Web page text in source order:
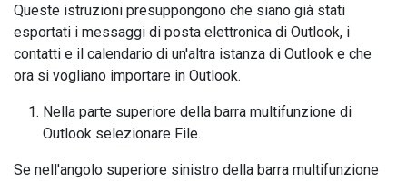
Queste istruzioni presuppongono che siano già stati
esportati i messaggi di posta elettronica di Outlook, i
contatti e il calendario di un'altra istanza di Outlook e che
ora si vogliano importare in Outlook.
Nella parte superiore della barra multifunzione di
Outlook selezionare File.
Se nell'angolo superiore sinistro della barra multifunzione